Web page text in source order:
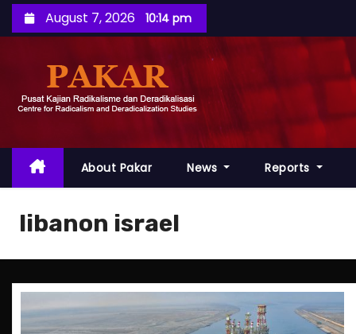
k
c
n
n
August 7, 2026 10:14 pm
About Pakar News Reports
libanon israel